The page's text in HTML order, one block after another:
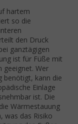
hartem
so die
den Druck
ganztägigen
ist für Füße mit
geeignet. Wer
benötigt, kann die
Einlage
ist. Die
Wärmestauung
was das Risiko